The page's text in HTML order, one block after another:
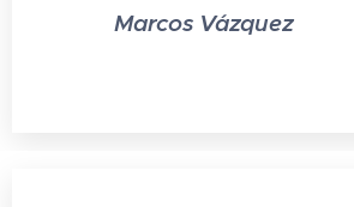
Marcos Vázquez